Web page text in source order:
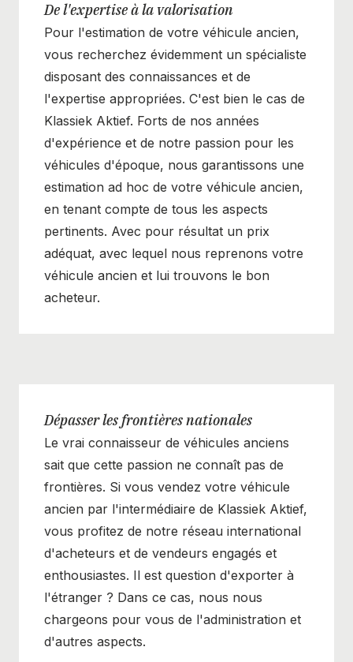
De l'expertise à la valorisation
Pour l'estimation de votre véhicule ancien,
vous recherchez évidemment un spécialiste
disposant des connaissances et de
l'expertise appropriées. C'est bien le cas de
Klassiek Aktief. Forts de nos années
d'expérience et de notre passion pour les
véhicules d'époque, nous garantissons une
estimation ad hoc de votre véhicule ancien,
en tenant compte de tous les aspects
pertinents. Avec pour résultat un prix
adéquat, avec lequel nous reprenons votre
véhicule ancien et lui trouvons le bon
acheteur.
Dépasser les frontières nationales
Le vrai connaisseur de véhicules anciens
sait que cette passion ne connaît pas de
frontières. Si vous vendez votre véhicule
ancien par l'intermédiaire de Klassiek Aktief,
vous profitez de notre réseau international
d'acheteurs et de vendeurs engagés et
enthousiastes. Il est question d'exporter à
l'étranger ? Dans ce cas, nous nous
chargeons pour vous de l'administration et
d'autres aspects.